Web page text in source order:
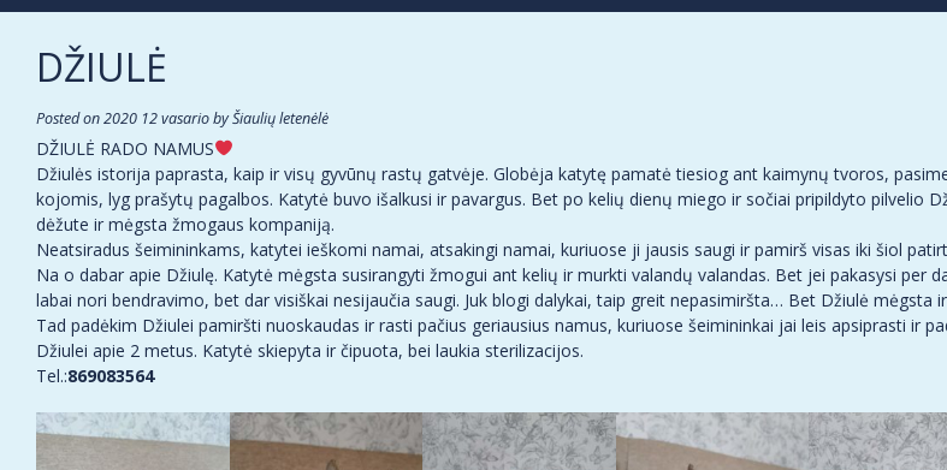
DŽIULĖ
Posted on2020 12 vasariobyŠiaulių letenėlė
DŽIULĖ RADO NAMUS
Džiulės istorija paprasta, kaip ir visų gyvūnų rastų gatvėje. Globėja katytę pamatė tiesiog ant kaimynų tvoros,
kojomis, lyg prašytų pagalbos. Katytė buvo išalkusi ir pavargus. Bet po kelių dienų miego ir sočiai pripildyto pilvelio
dėžute ir mėgsta žmogaus kompaniją.
Neatsiradus šeimininkams, katytei ieškomi namai, atsakingi namai, kuriuose ji jausis saugi ir pamirš visas iki šiol
Na o dabar apie Džiulę. Katytė mėgsta susirangyti žmogui ant kelių ir murkti valandų valandas. Bet jei pakasysi per
labai nori bendravimo, bet dar visiškai nesijaučia saugi. Juk blogi dalykai, taip greit nepasimiršta… Bet Džiulė
Tad padėkim Džiulei pamiršti nuoskaudas ir rasti pačius geriausius namus, kuriuose šeimininkai jai leis apsiprasti ir
Džiulei apie 2 metus. Katytė skiepyta ir čipuota, bei laukia sterilizacijos.
Tel.:869083564